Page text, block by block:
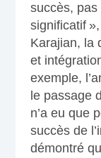
succès,
significatif
Karajian, la
et
exemple,
le passage
n’a eu que
succès de
démontré